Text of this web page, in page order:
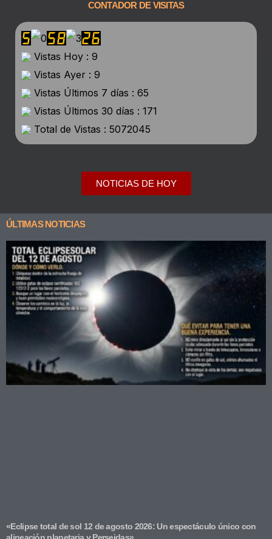
CONTADOR DE VISITAS
Vistas Hoy : 9
Vistas Ayer : 9
Vistas Últimos 7 días : 65
Vistas Últimos 30 días : 171
Total de Vistas : 5072045
NOTICIAS DE HOY
ÚLTIMAS NOTICIAS
«Eclipse total de sol 12 de agosto 2026: Un espectáculo único con